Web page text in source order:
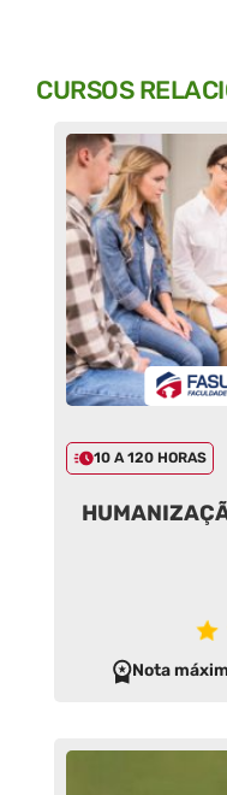
CURSOS
10 A 120 HORAS
Nota